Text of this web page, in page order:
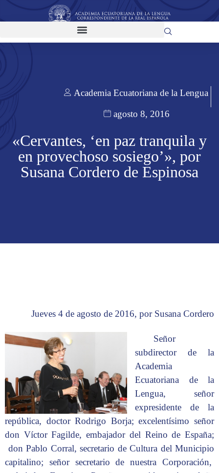
Academia Ecuatoriana de la Lengua
agosto 8, 2016
«Cervantes, ‘en paz tranquila y
en provechoso sosiego’», por
Susana Cordero de Espinosa
Jueves 4 de agosto de 2016, por Susana Cordero
Señor
subdirector de la
Academia
Ecuatoriana de la
Lengua, señor
expresidente de la
república, doctor Rodrigo Borja; excelentísimo señor
don Víctor Fagilde, embajador del Reino de España;
don Pablo Corral, secretario de Cultura del Municipio
capitalino; señor secretario de nuestra Corporación,